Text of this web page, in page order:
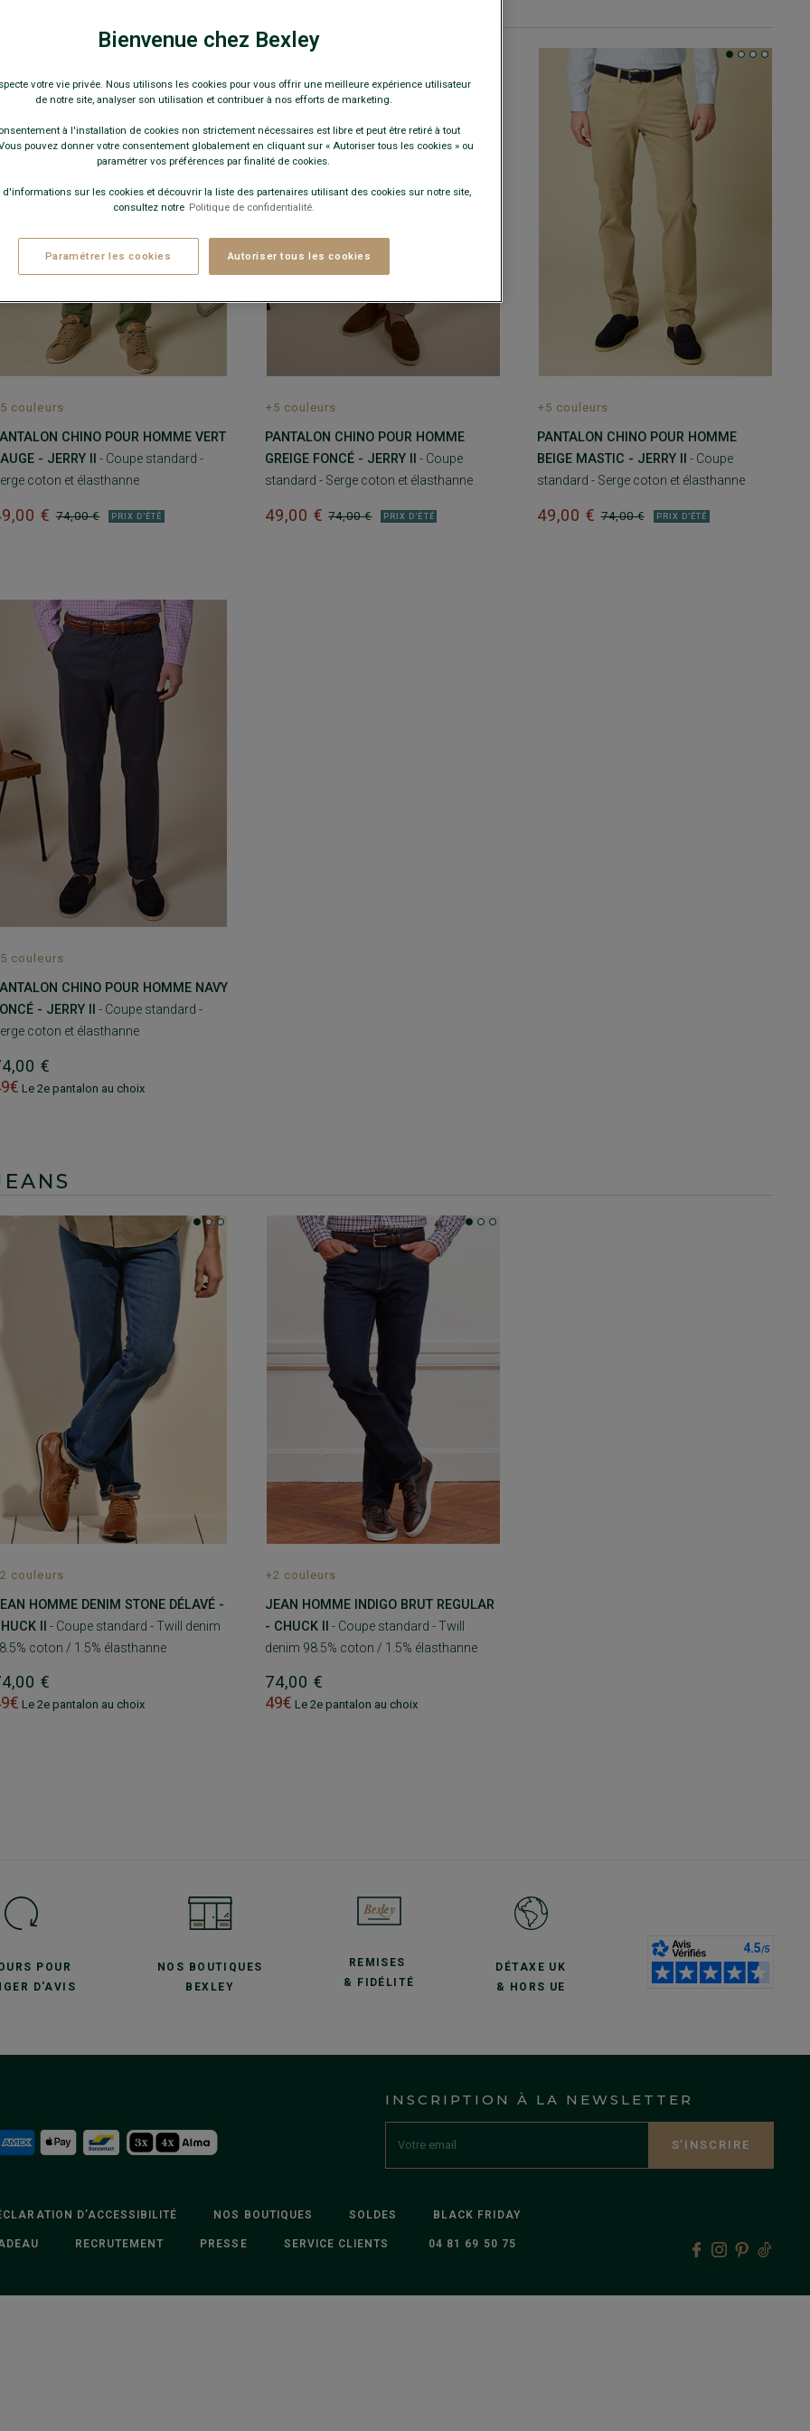
couleurs
CHINO POUR HOMME VERT
- JERRY II
- Coupe standard -
coton et élasthanne
74,00 €
€ PRIX D'ÉTÉ
+5 couleurs
PANTALON CHINO POUR HOMME
GREIGE FONCÉ - JERRY II
- Coupe
standard - Serge coton et élasthanne
74,00 €
49,00 € PRIX D'ÉTÉ
+5 couleurs
PANTALON CHINO POUR HOMME
BEIGE MASTIC - JERRY II
- Coupe
standard - Serge coton et élasthanne
74,00 €
49,00 € PRIX D'ÉTÉ
couleurs
CHINO POUR HOMME NAVY
- JERRY II
- Coupe standard -
coton et élasthanne
€
Le 2e pantalon au choix
couleurs
HOMME DENIM STONE DÉLAVÉ -
II
- Coupe standard - Twill denim
coton / 1.5% élasthanne
€
Le 2e pantalon au choix
+2 couleurs
JEAN HOMME INDIGO BRUT REGULAR
- CHUCK II
- Coupe standard - Twill
denim 98.5% coton / 1.5% élasthanne
74,00 €
49€ Le 2e pantalon au choix
POUR
D'AVIS
NOS BOUTIQUES
BEXLEY
REMISES
& FIDÉLITÉ
DÉTAXE UK
& HORS UE
INSCRIPTION À LA NEWSLETTER
S’INSCRIRE
D’ACCESSIBILITÉ NOS BOUTIQUES SOLDES BLACK FRIDAY
RECRUTEMENT PRESSE SERVICE CLIENTS 04 81 69 50 75
Bienvenue chez Bexley
votre vie privée. Nous utilisons les cookies pour vous offrir une meilleure expérience utilisateur
de notre site, analyser son utilisation et contribuer à nos efforts de marketing.
à l'installation de cookies non strictement nécessaires est libre et peut être retiré à tout
pouvez donner votre consentement globalement en cliquant sur « Autoriser tous les cookies » ou
paramétrer vos préférences par finalité de cookies.
d'informations sur les cookies et découvrir la liste des partenaires utilisant des cookies sur notre site,
consultez notre Politique de confidentialité.
Paramétrer les cookies Autoriser tous les cookies